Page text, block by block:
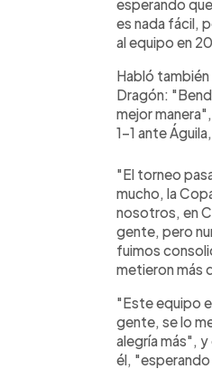
esperando
es nada fácil,
al equipo en
Habló
Dragón:
mejor
1-1 ante
"El torneo
mucho, la
nosotros, en
gente, pero
fuimos
metieron más
"Este equipo
gente, se lo
alegría más",
él, "esperando